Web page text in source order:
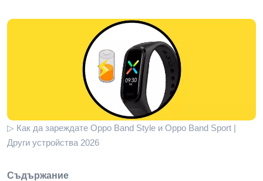
▷ Как да зареждате Oppo Band Style и Oppo Band Sport |
Други устройства 2026
Съдържание